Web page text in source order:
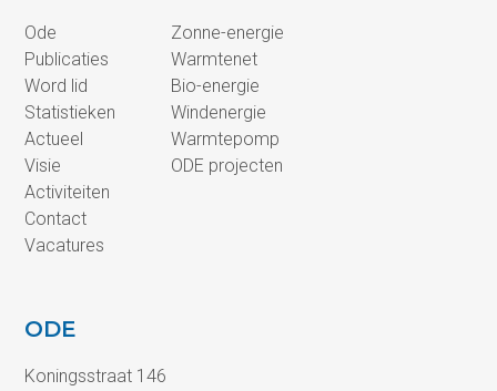
Ode
Publicaties
Word lid
Statistieken
Actueel
Visie
Activiteiten
Contact
Vacatures
Zonne-energie
Warmtenet
Bio-energie
Windenergie
Warmtepomp
ODE projecten
ODE
Koningsstraat 146